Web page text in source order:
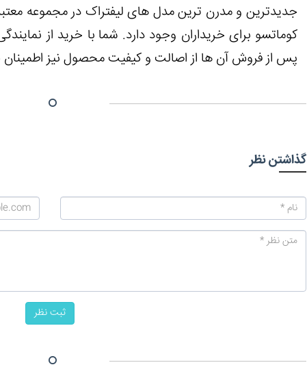
جدیدترین و مدرن ترین مدل های لیفتراک در مجموعه
کوماتسو برای خریداران وجود دارد. شما با خرید از
پس از فروش آن ها از اصالت و کیفیت محصول نیز اطمینان
گذاشتن نظر
ثبت نظر